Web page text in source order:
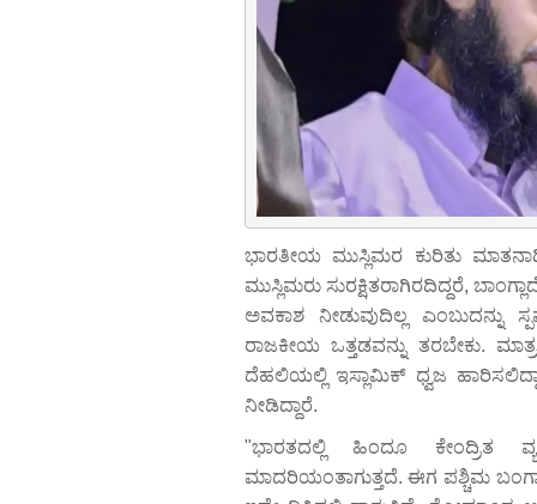
ಭಾರತೀಯ ಮುಸ್ಲಿಮರ ಕುರಿತು
ಮುಸ್ಲಿಮರು ಸುರಕ್ಷಿತರಾಗಿರದಿದ್ದರೆ,
ಅವಕಾಶ ನೀಡುವುದಿಲ್ಲ ಎಂಬುದನ್ನು
ರಾಜಕೀಯ ಒತ್ತಡವನ್ನು ತರಬೇಕು.
ದೆಹಲಿಯಲ್ಲಿ ಇಸ್ಲಾಮಿಕ್ ಧ್ವಜ
ನೀಡಿದ್ದಾರೆ.
"ಭಾರತದಲ್ಲಿ ಹಿಂದೂ ಕೇಂದ್ರಿತ
ಮಾದರಿಯಂತಾಗುತ್ತದೆ. ಈಗ ಪಶ್ಚಿಮ